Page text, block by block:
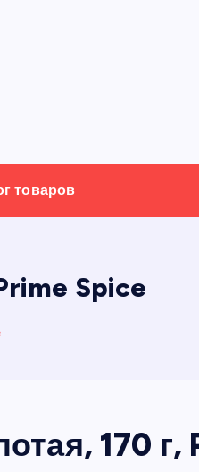
товаров
Spice
170 г,